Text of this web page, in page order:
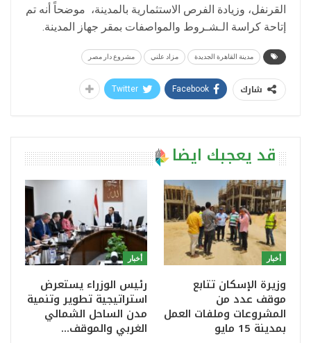
القرنفل، وزيادة الفرص الاستثمارية بالمدينة، موضحاً أنه تم
إتاحة كراسة الـشـروط والمواصفات بمقر جهاز المدينة.
مدينة القاهرة الجديدة مزاد علني مشروع دار مصر
شارك Facebook
Twitter
قد يعجبك ايضا
أخبار
وزيرة الإسكان تتابع
موقف عدد من
المشروعات وملفات العمل
بمدينة 15 مايو
أخبار
رئيس الوزراء يستعرض
استراتيجية تطوير وتنمية
مدن الساحل الشمالي
الغربي والموقف…